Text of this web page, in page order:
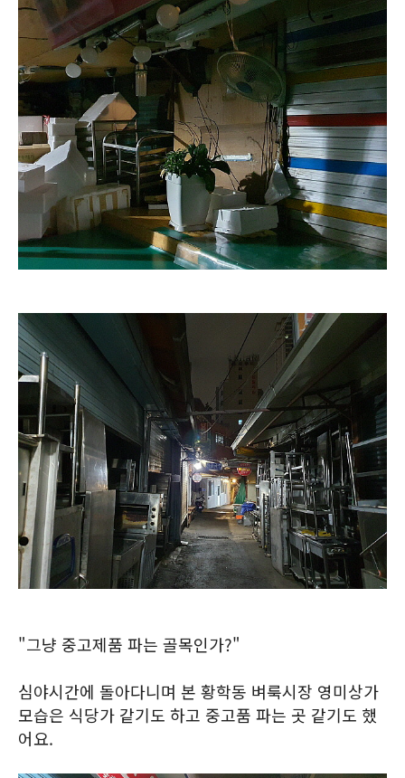
"그냥 중고제품 파는 골목인가?"
심야시간에 돌아다니며 본 황학동 벼룩시장 영미상가
모습은 식당가 같기도 하고 중고품 파는 곳 같기도 했
어요.